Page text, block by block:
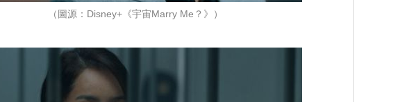
（圖源：Disney+《宇宙Marry Me？》）